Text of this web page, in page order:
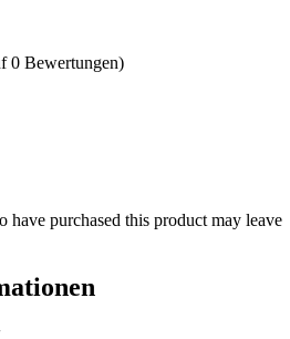
0 Bewertungen)
have purchased this product may leave